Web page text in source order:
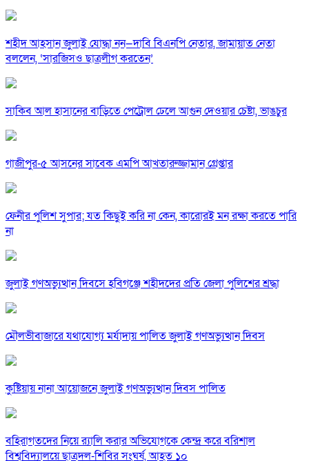
শহীদ আহসান জুলাই যোদ্ধা নন—দাবি বিএনপি নেতার, জামায়াত নেতা
বললেন, ‘সারজিসও ছাত্রলীগ করতেন’
সাকিব আল হাসানের বাড়িতে পেট্রোল ঢেলে আগুন দেওয়ার চেষ্টা, ভাঙচুর
গাজীপুর-৫ আসনের সাবেক এমপি আখতারুজ্জামান গ্রেপ্তার
ফেনীর পুলিশ সুপার; যত কিছুই করি না কেন, কারোরই মন রক্ষা করতে পারি
না
জুলাই গণঅভ্যুত্থান দিবসে হবিগঞ্জে শহীদদের প্রতি জেলা পুলিশের শ্রদ্ধা
মৌলভীবাজারে যথাযোগ্য মর্যাদায় পালিত জুলাই গণঅভ্যুত্থান দিবস
কুষ্টিয়ায় নানা আয়োজনে জুলাই গণঅভ্যুত্থান দিবস পালিত
বহিরাগতদের নিয়ে র‍্যালি করার অভিযোগকে কেন্দ্র করে বরিশাল
বিশ্ববিদ্যালয়ে ছাত্রদল-শিবির সংঘর্ষ, আহত ১০